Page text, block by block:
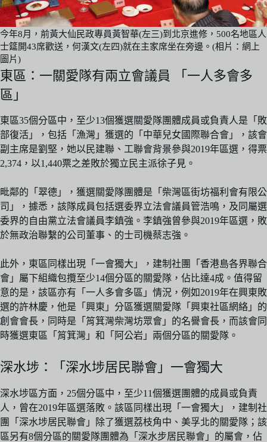
今年8月，前黃大仙民政專員黃智華(左三)到北京進修，500名地區人
士筵開43席歡送，何漢文(左四)就在主家席坐在旁邊。(相片：網上
圖片)
東區：一關愛隊有兩立會議員 「一人多會多
區」
東區35個分區中，至少13個獲選關愛隊團體成員或負責人是「敗
部復活」，包括「漁灣」獲選的「中華兒女國際聯合會」，該會
副主席是劉堅，她以民建聯、工聯會背景參與2019年區選，得票
2,374，以1,440票之差敗於獨立民主派徐子見。
毗鄰的「翠德」，獲選關愛隊團體是「柴灣區街坊福利會有限公
司」，據悉，該隊成員包括選委界立法會議員管浩鳴，及同屬選
委界的自由黨立法會議員李鎮強。李鎮強曾參與2019年區選，敗
於無政治聯繫的公司董事、的士司機蔡志強。
此外，東區同樣出現「一會獨大」，建制社團「香港島各界聯合
會」屬下組織包攬至少14個分區的關愛隊，佔比達4成。值得留
意的是，該區亦有「一人多會多區」情況，例如2019年在興東敗
選的許林慶，他是「興東」分區獲選關愛隊「興東社區網絡」的
創會會長，同時是「筲箕灣柴灣坊眾會」的名譽會長，而該會同
時獲選東區「筲箕灣」和「阿公岩」兩個分區的關愛隊。
深水埗：「深水埗居民聯會」一會獨大
深水埗區方面，25個分區中，至少11個獲選團體的成員或負責
人，曾在2019年區選落敗。該區同樣出現「一會獨大」，建制社
團「深水埗居民聯會」除了獲選荔枝角中、美孚北的關愛隊；該
區另有8個分區的關愛隊團體為「深水步居民聯會」的屬會，佔